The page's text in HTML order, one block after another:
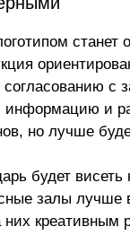
станет
согласованию с
и
но лучше
будет
залы лучше
креативным